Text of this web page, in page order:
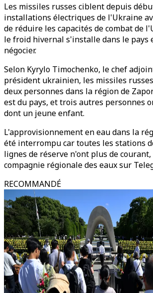
Les missiles russes ciblent depuis
installations électriques de l'Ukraine
de réduire les capacités de combat de
le froid hivernal s'installe dans le pays
négocier.
Selon Kyrylo Timochenko, le chef
président ukrainien, les missiles
deux personnes dans la région de
est du pays, et trois autres personnes
dont un jeune enfant.
L'approvisionnement en eau dans la
été interrompu car toutes les stations
lignes de réserve n'ont plus de courant,
compagnie régionale des eaux sur
RECOMMANDÉ